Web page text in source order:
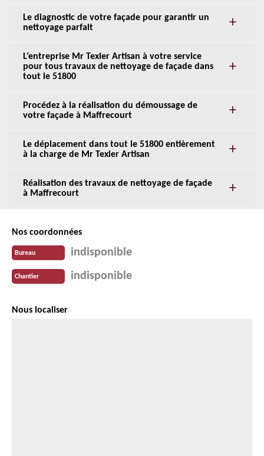
Le diagnostic de votre façade pour garantir un
nettoyage parfait
L’entreprise Mr Texier Artisan à votre service
pour tous travaux de nettoyage de façade dans
tout le 51800
Procédez à la réalisation du démoussage de
votre façade à Maffrecourt
Le déplacement dans tout le 51800 entièrement
à la charge de Mr Texier Artisan
Réalisation des travaux de nettoyage de façade
à Maffrecourt
Nos coordonnées
Bureau indisponible
Chantier indisponible
Nous localiser